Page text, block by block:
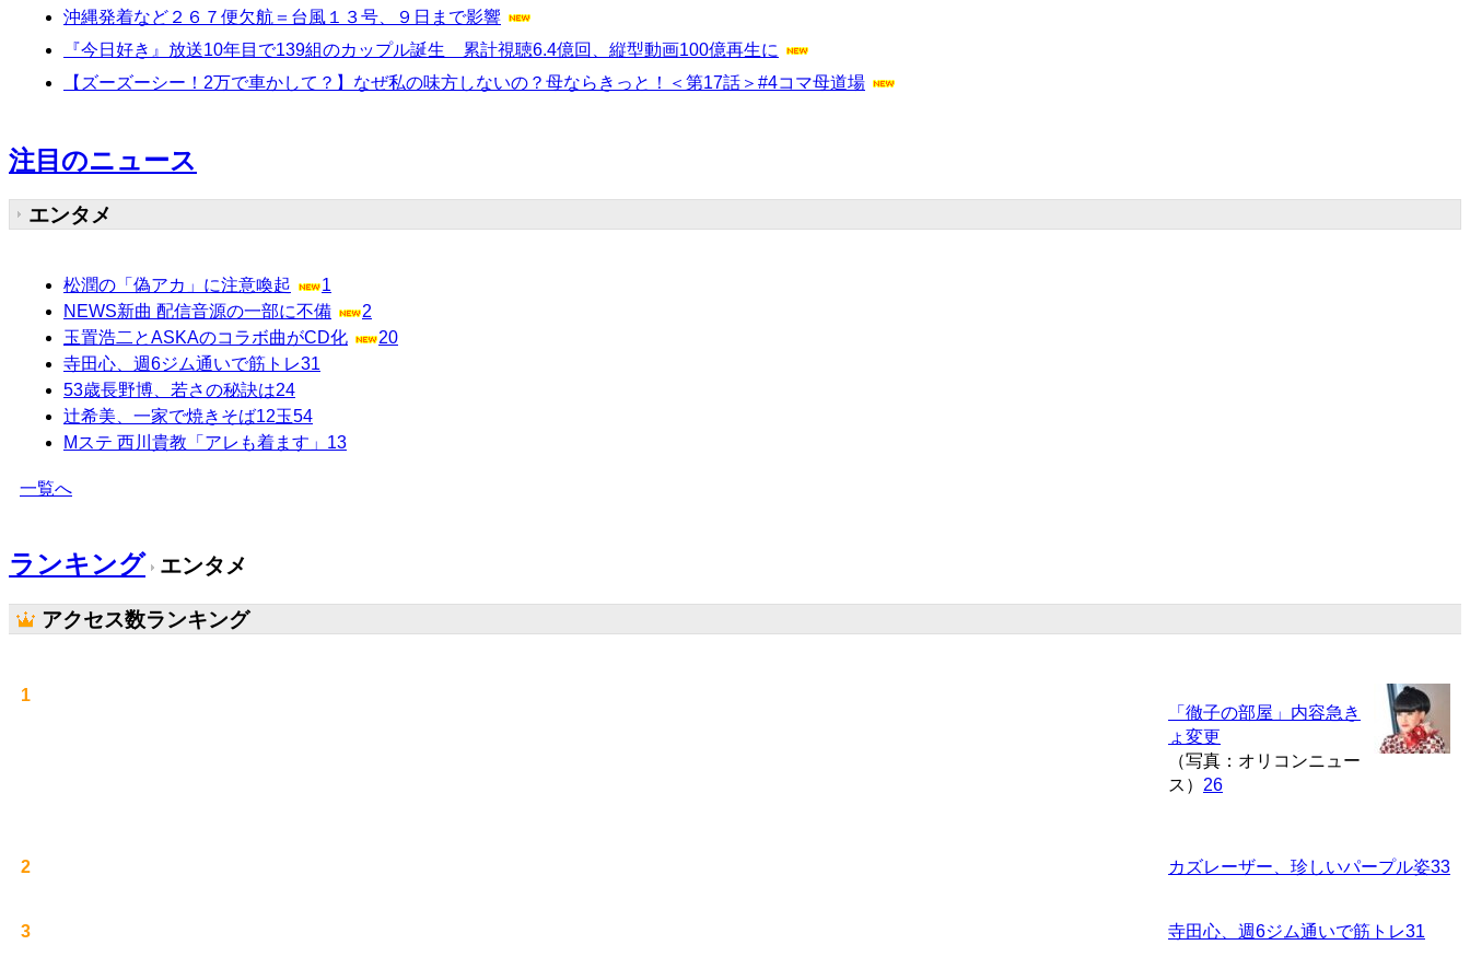
沖縄発着など２６７便欠航＝台風１３号、９日まで影響
『今日好き』放送10年目で139組のカップル誕生 累計視聴6.4億回、縦型動画100億再生に
【ズーズーシー！2万で車かして？】なぜ私の味方しないの？母ならきっと！＜第17話＞#4コマ母道場
注目のニュース
エンタメ
松潤の「偽アカ」に注意喚起
1
NEWS新曲 配信音源の一部に不備
2
玉置浩二とASKAのコラボ曲がCD化
20
寺田心、週6ジム通いで筋トレ31
53歳長野博、若さの秘訣は24
辻希美、一家で焼きそば12玉54
Mステ 西川貴教「アレも着ます」 13
一覧へ
ランキング エンタメ
アクセス数ランキング
1
「徹子の部屋」内容急き
ょ変更
（写真：オリコンニュー
ス） 26
2 カズレーザー、珍しいパープル姿33
3 寺田心、週6ジム通いで筋トレ31